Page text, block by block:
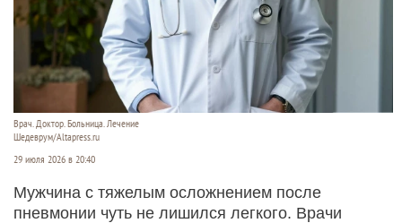
Врач. Доктор. Больница. Лечение
Шедеврум/Altapress.ru
29 июля 2026 в 20:40
Мужчина с тяжелым осложнением после
пневмонии чуть не лишился легкого. Врачи